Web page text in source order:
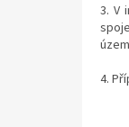
3. V
4.